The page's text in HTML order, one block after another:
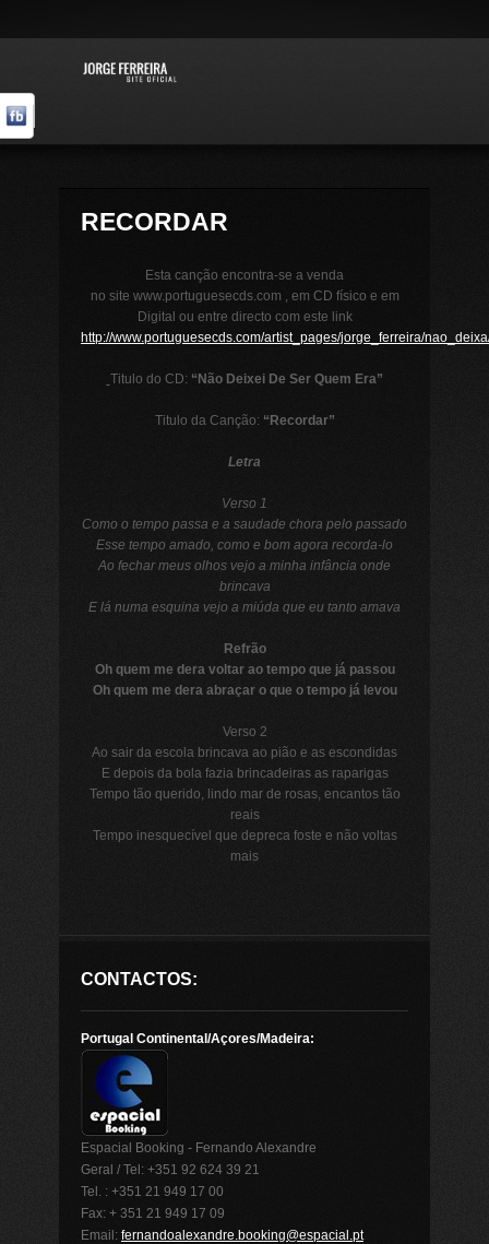
RECORDAR
Esta canção encontra-se a venda
no site www.portuguesecds.com , em CD físico e em
Digital ou entre directo com este link
http://www.portuguesecds.com/artist_pages/jorge_ferreira/
Titulo do CD: “Não Deixei De Ser Quem Era”
Titulo da Canção: “Recordar”
Letra
Verso 1
Como o tempo passa e a saudade chora pelo passado
Esse tempo amado, como e bom agora recorda-lo
Ao fechar meus olhos vejo a minha infância onde
brincava
E lá numa esquina vejo a miúda que eu tanto amava
Refrão
Oh quem me dera voltar ao tempo que já passou
Oh quem me dera abraçar o que o tempo já levou
Verso 2
Ao sair da escola brincava ao pião e as escondidas
E depois da bola fazia brincadeiras as raparigas
Tempo tão querido, lindo mar de rosas, encantos tão
reais
Tempo inesquecível que depreca foste e não voltas
mais
CONTACTOS:
Portugal Continental/Açores/Madeira:
Espacial Booking - Fernando Alexandre
Geral / Tel: +351 92 624 39 21
Tel. : +351 21 949 17 00
Fax: + 351 21 949 17 09
Email: fernandoalexandre.booking@espacial.pt